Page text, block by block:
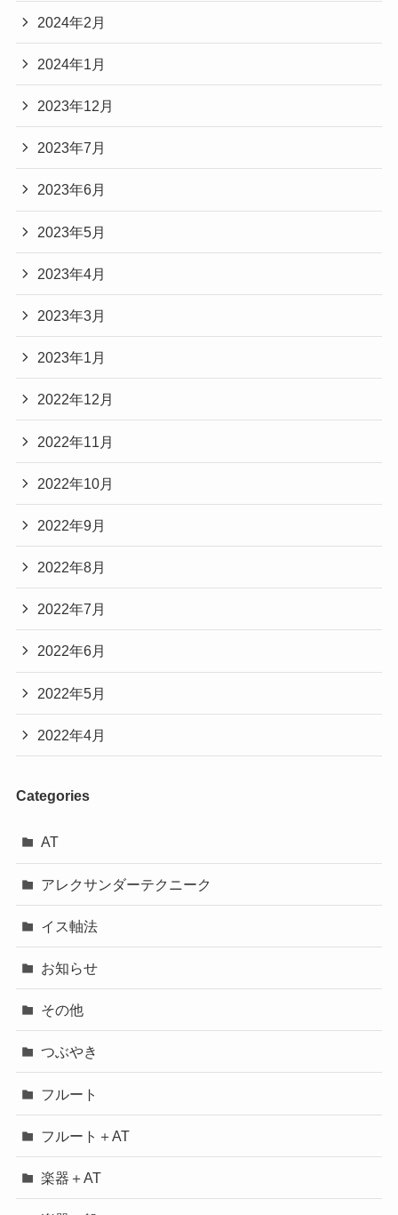
2024年2月
2024年1月
2023年12月
2023年7月
2023年6月
2023年5月
2023年4月
2023年3月
2023年1月
2022年12月
2022年11月
2022年10月
2022年9月
2022年8月
2022年7月
2022年6月
2022年5月
2022年4月
Categories
AT
アレクサンダーテクニーク
イス軸法
お知らせ
その他
つぶやき
フルート
フルート＋AT
楽器＋AT